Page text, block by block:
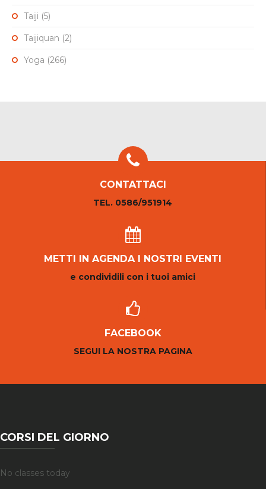
Taiji (5)
Taijiquan (2)
Yoga (266)
CONTATTACI
TEL. 0586/951914
METTI IN AGENDA I NOSTRI EVENTI
e condividili con i tuoi amici
FACEBOOK
SEGUI LA NOSTRA PAGINA
CORSI DEL GIORNO
No classes today